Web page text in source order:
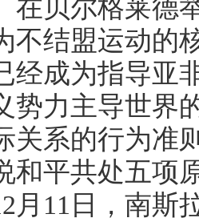
在贝尔格莱
不结盟运动的
经成为指导亚
势力主导世界
关系的行为准
和平共处五项
月11日，南